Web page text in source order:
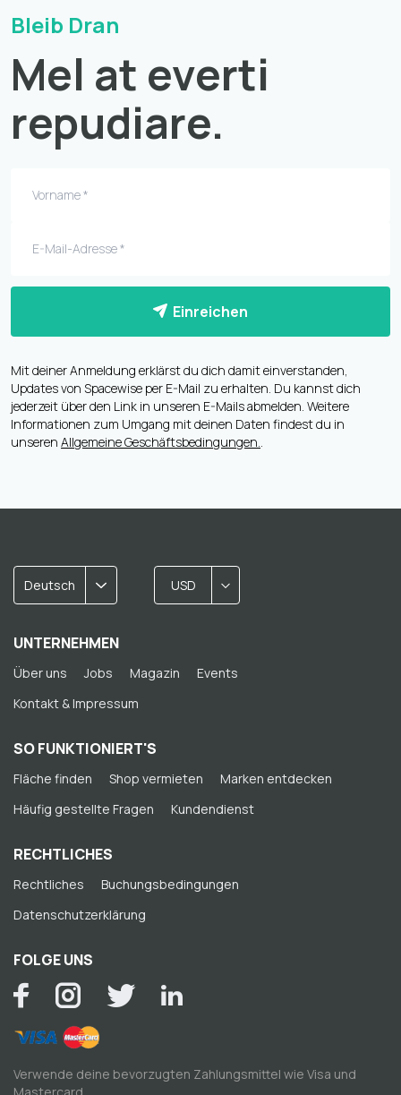
Bleib Dran
Mel at everti
repudiare.
Einreichen
Mit deiner Anmeldung erklärst du dich damit einverstanden,
Updates von Spacewise per E-Mail zu erhalten. Du kannst dich
jederzeit über den Link in unseren E-Mails abmelden. Weitere
Informationen zum Umgang mit deinen Daten findest du in
unseren Allgemeine Geschäftsbedingungen..
Deutsch USD
UNTERNEHMEN
Über uns Jobs Magazin
Events
Kontakt & Impressum
SO FUNKTIONIERT'S
Fläche finden Shop vermieten
Marken entdecken
Häufig gestellte Fragen
Kundendienst
RECHTLICHES
Rechtliches
Buchungsbedingungen
Datenschutzerklärung
FOLGE UNS
Verwende deine bevorzugten Zahlungsmittel wie Visa und